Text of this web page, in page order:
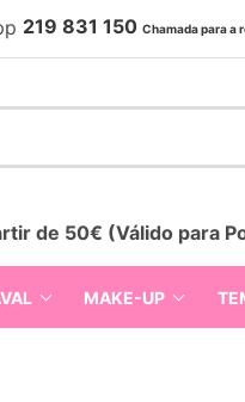
219 831 150 Chamada para a
de 50€ (Válido para
MAKE-UP